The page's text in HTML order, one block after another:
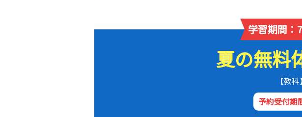
学習期間：
夏の無料
【教
予約受付期